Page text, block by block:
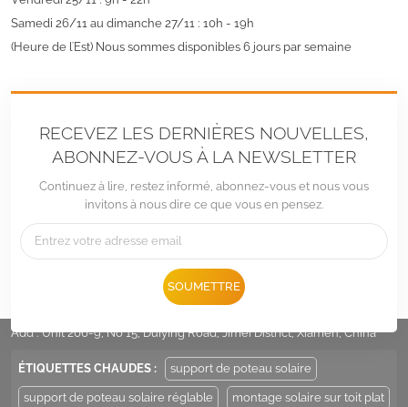
Samedi 26/11 au dimanche 27/11 : 10h - 19h
(Heure de l'Est) Nous sommes disponibles 6 jours par semaine
RECEVEZ LES DERNIÈRES NOUVELLES,
ABONNEZ-VOUS À LA NEWSLETTER
Continuez à lire, restez informé, abonnez-vous et nous vous
invitons à nous dire ce que vous en pensez.
SOUMETTRE
Sales@LandpowerSolar.com
Add : Unit 206-9, No 15, Duiying Road, Jimei District, Xiamen, China
ÉTIQUETTES CHAUDES : support de poteau solaire
support de poteau solaire réglable montage solaire sur toit plat